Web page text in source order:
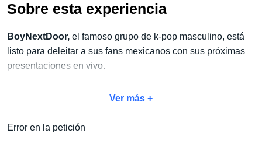
Sobre esta experiencia
BoyNextDoor, el famoso grupo de k-pop masculino, está
listo para deleitar a sus fans mexicanos con sus próximas
presentaciones en vivo.
No dejes pasar la oportunidad de vivir este espectáculo
+ Hotel. Con este paquete, no solo disfrutarás del concierto,
Ver más +
Error en la petición